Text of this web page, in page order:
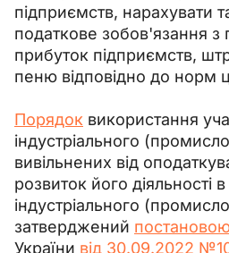
підприємств, нарахувати
податкове зобов'язання з
прибуток підприємств,
пеню відповідно до норм
Порядок використання
індустріального
вивільнених від
розвиток його діяльності
індустріального
затверджений
України від 30.09.2022